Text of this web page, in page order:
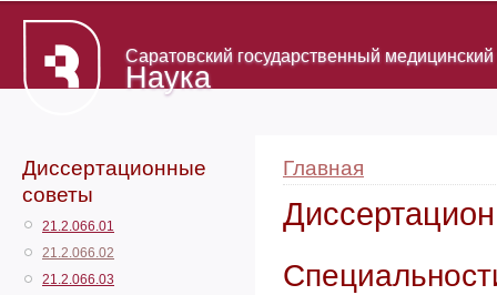
Саратовский государственный
Наука
Диссертационные
советы
21.2.066.01
21.2.066.02
21.2.066.03
Главная